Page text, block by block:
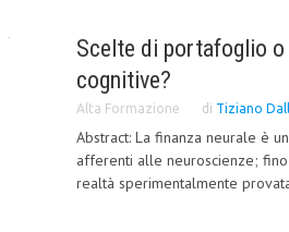
AMMINISTRATIVA
TRIBUTARIA
EUROPEA
Scelte di portafoglio
cognitive?
Alta Formazione di Tiziano
Abstract: La finanza neurale è
afferenti alle neuroscienze;
realtà sperimentalmente